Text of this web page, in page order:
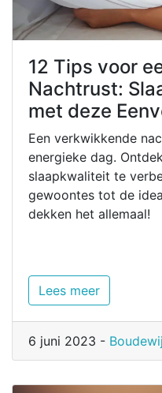
12 Tips voor
Nachtrust:
met deze
Een verkwikkende
energieke dag.
slaapkwaliteit te
gewoontes tot de
dekken het allemaal!
Lees meer
6 juni 2023 -